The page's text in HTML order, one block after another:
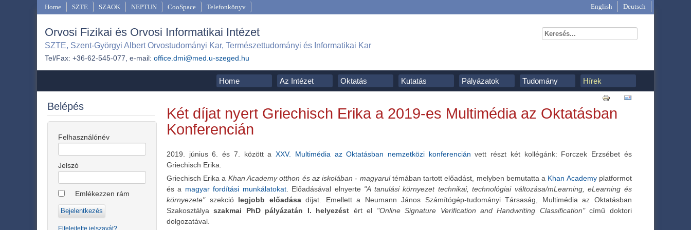
Home SZTE SZAOK NEPTUN CooSpace Telefonkönyv
Orvosi Fizikai és Orvosi Informatikai Intézet
SZTE, Szent-Györgyi Albert Orvostudományi Kar, Természettudományi és Informatikai Kar
Tel/Fax: +36-62-545-077, e-mail: office.dmi@med.u-szeged.hu
English Deutsch
Home Az Intézet Oktatás Kutatás Pályázatok Tudomány Hírek
Belépés
Felhasználónév
Jelszó
Emlékezzen rám
Elfelejtette jelszavát?
Két díjat nyert Griechisch Erika a 2019-es Multimédia az Oktatásban
Konferencián
2019. június 6. és 7. között aXXV. Multimédia az Oktatásban nemzetközi konferencián vett részt két kollégánk: Forczek Erzsébet és
Griechisch Erika.
Griechisch Erika a Khan Academy otthon és az iskolában - magyarultémában tartott előadást, melyben bemutatta a Khan Academyplatformot
és a magyar fordítási munkálatokat. Előadásával elnyerte "A tanulási környezet technikai, technológiai változása/mLearning, eLearning és
környezete"szekció legjobb előadásadíjat. Emellett a Neumann János Számítógép-tudományi Társaság, Multimédia az Oktatásban
Szakosztályaszakmai PhD pályázatán I. helyezést ért el "Online Signature Verification and Handwriting Classification"című doktori
dolgozatával.